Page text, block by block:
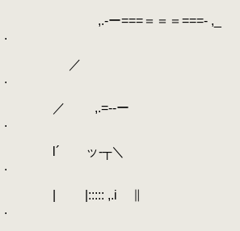
,.-ー===＝＝＝===- ,_
.
／
.
／ ,.=--ー
.
l´ ッ-┬＼
.
| |::::: ,.i
.